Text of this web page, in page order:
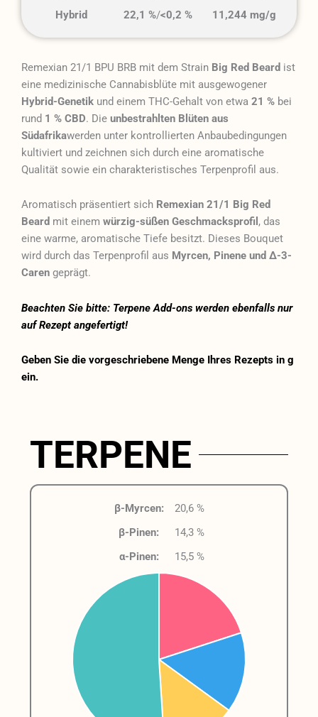
Hybrid 22,1 %/<0,2 % 11,244 mg/g
Remexian 21/1 BPU BRB mit dem Strain Big Red Beard ist
eine medizinische Cannabisblüte mit ausgewogener
Hybrid-Genetik und einem THC-Gehalt von etwa 21 % bei
rund 1 % CBD. Die unbestrahlten Blüten aus
Südafrikawerden unter kontrollierten Anbaubedingungen
kultiviert und zeichnen sich durch eine aromatische
Qualität sowie ein charakteristisches Terpenprofil aus.
Aromatisch präsentiert sich Remexian 21/1 Big Red
Beard mit einem würzig-süßen Geschmacksprofil , das
eine warme, aromatische Tiefe besitzt. Dieses Bouquet
wird durch das Terpenprofil aus Myrcen, Pinene und Δ-3-
Caren geprägt.
Beachten Sie bitte: Terpene Add-ons werden ebenfalls nur
auf Rezept angefertigt!
Geben Sie die vorgeschriebene Menge Ihres Rezepts in g
ein.
TERPENE
β-Myrcen:
20,6 %
β-Pinen:
14,3 %
α-Pinen:
15,5 %